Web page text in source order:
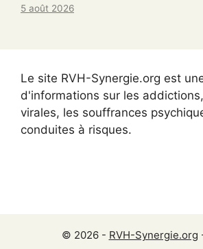
5 août 2026
Le site RVH-Synergie.org est
d'informations sur les
virales, les souffrances
conduites à risques.
© 2026 - RVH-Synergie.org